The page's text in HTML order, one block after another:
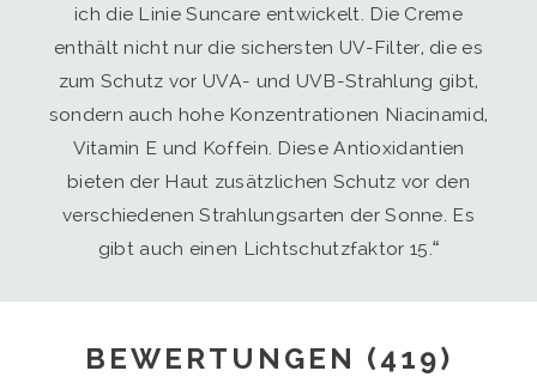
ich die Linie Suncare entwickelt. Die Creme
enthält nicht nur die sichersten UV-Filter, die es
zum Schutz vor UVA- und UVB-Strahlung gibt,
sondern auch hohe Konzentrationen Niacinamid,
Vitamin E und Koffein. Diese Antioxidantien
bieten der Haut zusätzlichen Schutz vor den
verschiedenen Strahlungsarten der Sonne. Es
gibt auch einen Lichtschutzfaktor 15.“
BEWERTUNGEN (419)